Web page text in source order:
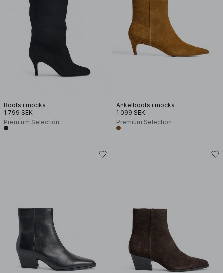
Boots i mocka
1 799 SEK
Premium Selection
Ankelboots i mocka
1 099 SEK
Premium Selection